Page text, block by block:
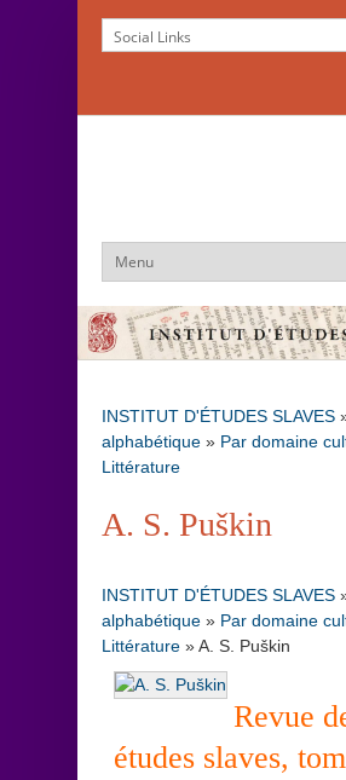
INSTITUT D'ÉTUDES SLAVES
alphabétique » Par domaine
Littérature
A. S. Puškin
INSTITUT D'ÉTUDES SLAVES
alphabétique » Par domaine
Littérature »A. S. Puškin
Revue
études slaves,